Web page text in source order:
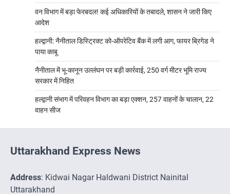
वन विभाग में बड़ा फेरबदल! कई अधिकारियों के तबादले, शासन ने जारी किए
आदेश
हल्द्वानी: नैनीताल डिस्ट्रिक्ट को-ऑपरेटिव बैंक में लगी आग, फायर ब्रिगेड ने
पाया काबू
नैनीताल में भू-कानून उल्लंघन पर बड़ी कार्रवाई, 250 वर्ग मीटर भूमि राज्य
सरकार में निहित
हल्द्वानी संभाग में परिवहन विभाग का बड़ा एक्शन, 257 वाहनों के चालान, 22
वाहन सीज
Uttarakhand Express News
Address: Kidwai Nagar Haldwani District Nainital
Uttarakhand